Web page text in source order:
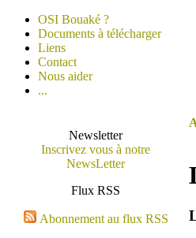
OSI Bouaké ?
Documents à télécharger
Liens
Contact
Nous aider
...
Newsletter
Inscrivez vous à notre
NewsLetter
Flux RSS
Abonnement au flux RSS